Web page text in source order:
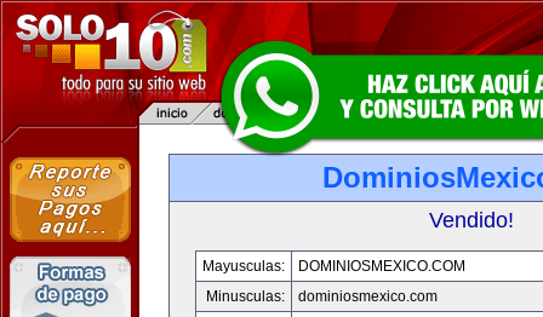
Vendido!
Mayusculas:
DOMINIOSMEXICO.COM
Minusculas:
dominiosmexico.com